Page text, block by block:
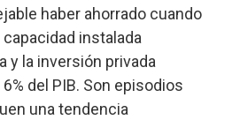
haber ahorrado cuando
instalada
y la inversión privada
del PIB. Son episodios
una tendencia